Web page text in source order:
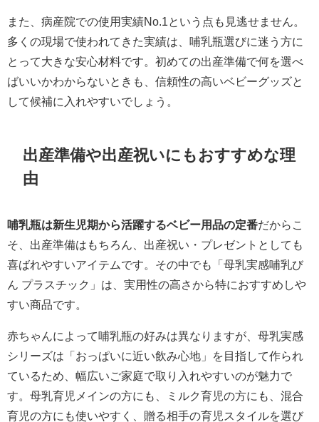
また、病産院での使用実績No.1という点も見逃せません。
多くの現場で使われてきた実績は、哺乳瓶選びに迷う方に
とって大きな安心材料です。初めての出産準備で何を選べ
ばいいかわからないときも、信頼性の高いベビーグッズと
して候補に入れやすいでしょう。
出産準備や出産祝いにもおすすめな理
由
哺乳瓶は新生児期から活躍するベビー用品の定番だからこ
そ、出産準備はもちろん、出産祝い・プレゼントとしても
喜ばれやすいアイテムです。その中でも「母乳実感哺乳び
ん プラスチック」は、実用性の高さから特におすすめしや
すい商品です。
赤ちゃんによって哺乳瓶の好みは異なりますが、母乳実感
シリーズは「おっぱいに近い飲み心地」を目指して作られ
ているため、幅広いご家庭で取り入れやすいのが魅力で
す。母乳育児メインの方にも、ミルク育児の方にも、混合
育児の方にも使いやすく、贈る相手の育児スタイルを選び